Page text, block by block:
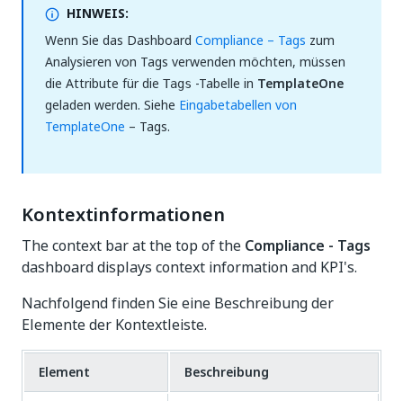
HINWEIS:
Wenn Sie das Dashboard Compliance – Tags zum
Analysieren von Tags verwenden möchten, müssen
die Attribute für die Tags -Tabelle in TemplateOne
geladen werden. Siehe Eingabetabellen von
TemplateOne – Tags.
Kontextinformationen
The context bar at the top of the Compliance - Tags
dashboard displays context information and KPI's.
Nachfolgend finden Sie eine Beschreibung der
Elemente der Kontextleiste.
Element Beschreibung